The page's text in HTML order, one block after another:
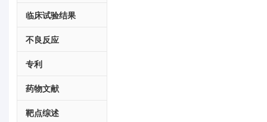
临床试验结果
不良反应
专利
药物文献
靶点综述